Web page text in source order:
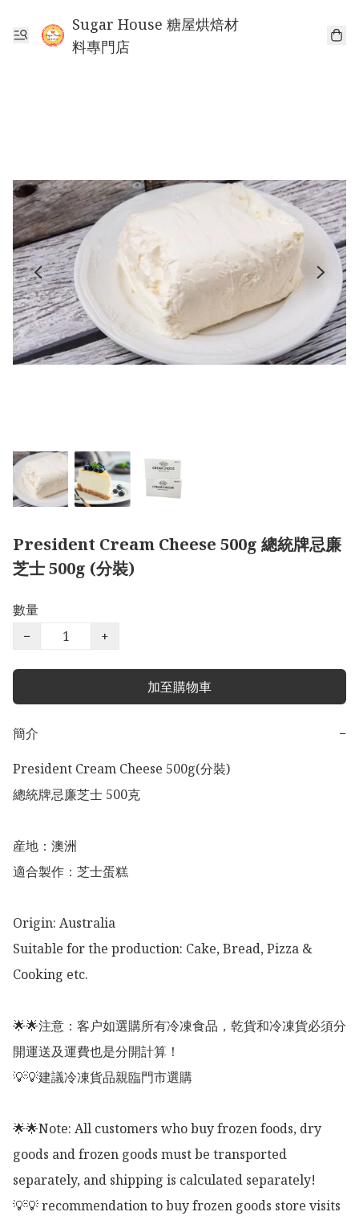
Sugar House 糖屋烘焙材
料專門店
President Cream Cheese 500g 總統牌忌廉
芝士 500g (分裝)
數量
−
+
加至購物車
簡介
−
President Cream Cheese 500g(分裝)
總統牌忌廉芝士 500克
産地：澳洲
適合製作：芝士蛋糕
Origin: Australia
Suitable for the production: Cake, Bread, Pizza &
Cooking etc.
🌟🌟注意：客户如選購所有冷凍食品，乾貨和冷凍貨必須分
開運送及運費也是分開計算！
💡💡建議冷凍貨品親臨門市選購
🌟🌟Note: All customers who buy frozen foods, dry
goods and frozen goods must be transported
separately, and shipping is calculated separately!
💡💡 recommendation to buy frozen goods store visits